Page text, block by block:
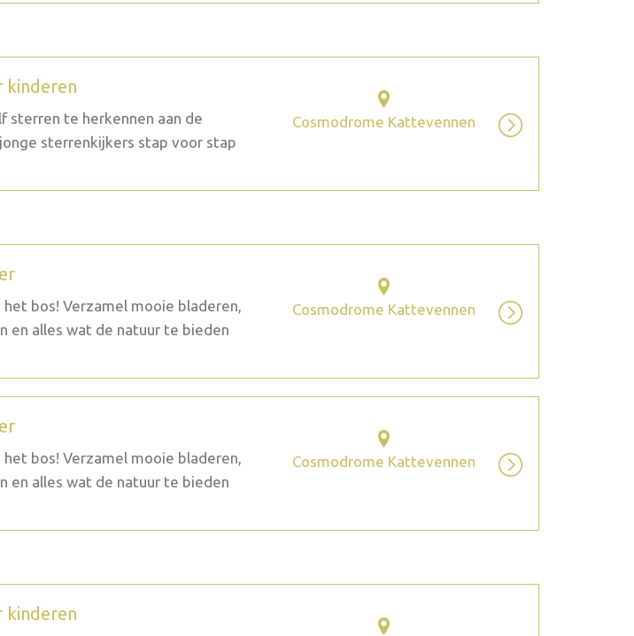
kinderen
sterren te herkennen aan de
sterrenkijkers stap voor stap
Cosmodrome Kattevennen
bos! Verzamel mooie bladeren,
en alles wat de natuur te bieden
Cosmodrome Kattevennen
bos! Verzamel mooie bladeren,
en alles wat de natuur te bieden
Cosmodrome Kattevennen
kinderen